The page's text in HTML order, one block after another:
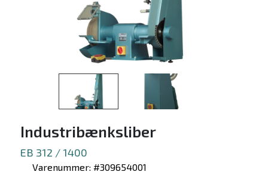
Industribænksliber
EB 312 / 1400
Varenummer: #309654001